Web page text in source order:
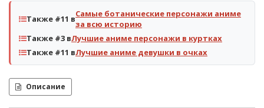
Также #11 вСамые ботанические персонажи аниме
за всю историю
Также #3 вЛучшие аниме персонажи в куртках
Также #11 вЛучшие аниме девушки в очках
Описание